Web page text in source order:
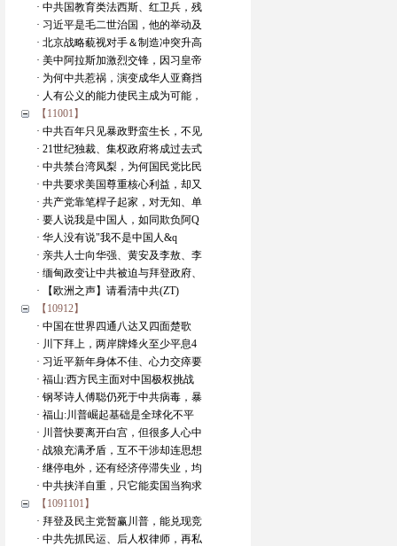
· 中共国教育类法西斯、红卫兵，残
· 习近平是毛二世治国，他的举动及
· 北京战略藐视对手＆制造冲突升高
· 美中阿拉斯加激烈交锋，因习皇帝
· 为何中共惹祸，演变成华人亚裔挡
· 人有公义的能力使民主成为可能，
【11001】
· 中共百年只见暴政野蛮生长，不见
· 21世纪独裁、集权政府将成过去式
· 中共禁台湾凤梨，为何国民党比民
· 中共要求美国尊重核心利益，却又
· 共产党靠笔桿子起家，对无知、单
· 要人说我是中国人，如同欺负阿Q
· 华人没有说"我不是中国人&q
· 亲共人士向华强、黄安及李敖、李
· 缅甸政变让中共被迫与拜登政府、
· 【欧洲之声】请看清中共(ZT)
【10912】
· 中国在世界四通八达又四面楚歌
· 川下拜上，两岸牌烽火至少平息4
· 习近平新年身体不佳、心力交瘁要
· 福山:西方民主面对中国极权挑战
· 钢琴诗人傅聪仍死于中共病毒，暴
· 福山:川普崛起基础是全球化不平
· 川普快要离开白宫，但很多人心中
· 战狼充满矛盾，互不干涉却连思想
· 继停电外，还有经济停滞失业，均
· 中共挟洋自重，只它能卖国当狗求
【1091101】
· 拜登及民主党暂赢川普，能兑现竞
· 中共先抓民运、后人权律师，再私